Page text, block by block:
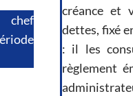
chef
créance et
dettes, fixé
: il les
règlement